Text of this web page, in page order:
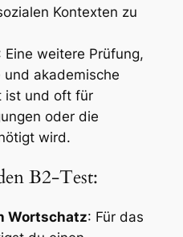
Kontexten zu
Eine weitere Prüfung,
akademische
ist und oft für
oder die
wird.
B2-Test:
Wortschatz: Für das